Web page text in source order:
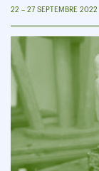
22 – 27 SEPTEMBRE 2022